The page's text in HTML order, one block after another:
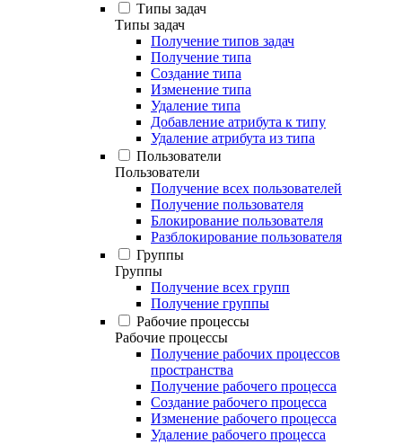
Типы задач
Типы задач
Получение типов задач
Получение типа
Создание типа
Изменение типа
Удаление типа
Добавление атрибута к типу
Удаление атрибута из типа
Пользователи
Пользователи
Получение всех пользователей
Получение пользователя
Блокирование пользователя
Разблокирование пользователя
Группы
Группы
Получение всех групп
Получение группы
Рабочие процессы
Рабочие процессы
Получение рабочих процессов
пространства
Получение рабочего процесса
Создание рабочего процесса
Изменение рабочего процесса
Удаление рабочего процесса